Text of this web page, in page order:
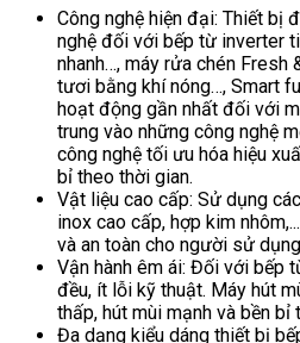
Công nghệ hiện đại: Thiết bị
nghệ đối với bếp từ inverter
nhanh…, máy rửa chén Fresh
tươi bằng khí nóng…, Smart
hoạt động gần nhất đối với
trung vào những công nghệ
công nghệ tối ưu hóa hiệu
bỉ theo thời gian.
Vật liệu cao cấp: Sử dụng
inox cao cấp, hợp kim
và an toàn cho người sử
Vận hành êm ái: Đối với bếp
đều, ít lỗi kỹ thuật. Máy hút
thấp, hút mùi mạnh và bền bỉ
Đa dạng kiểu dáng thiết bị